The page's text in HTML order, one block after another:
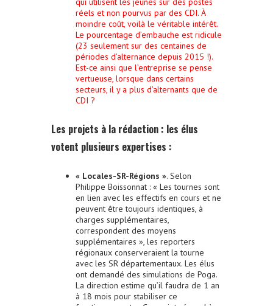
réels et non pourvus par des CDI. À
moindre coût, voilà le véritable intérêt.
Le pourcentage d’embauche est ridicule
(23 seulement sur des centaines de
périodes d’alternance depuis 2015 !).
Est-ce ainsi que l’entreprise se pense
vertueuse, lorsque dans certains
secteurs, il y a plus d’alternants que de
CDI ?
Les projets à la rédaction : les élus
votent plusieurs expertises :
« Locales-SR-Régions ». Selon
Philippe Boissonnat : « Les tournes sont
en lien avec les effectifs en cours et ne
peuvent être toujours identiques, à
charges supplémentaires,
correspondent des moyens
supplémentaires », les reporters
régionaux conserveraient la tourne
avec les SR départementaux. Les élus
ont demandé des simulations de Poga.
La direction estime qu’il faudra de 1 an
à 18 mois pour stabiliser ce